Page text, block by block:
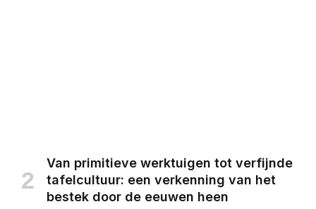
Van primitieve werktuigen tot verfijnde
tafelcultuur: een verkenning van het
bestek door de eeuwen heen